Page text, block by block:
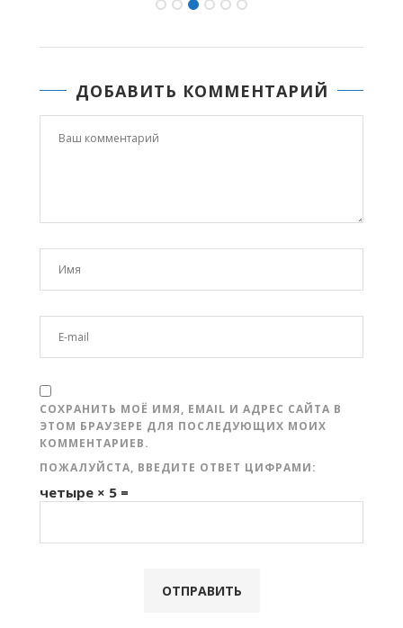
ДОБАВИТЬ КОММЕНТАРИЙ
СОХРАНИТЬ МОЁ ИМЯ, EMAIL И АДРЕС САЙТА В
ЭТОМ БРАУЗЕРЕ ДЛЯ ПОСЛЕДУЮЩИХ МОИХ
КОММЕНТАРИЕВ.
ПОЖАЛУЙСТА, ВВЕДИТЕ ОТВЕТ ЦИФРАМИ:
четыре × 5 =